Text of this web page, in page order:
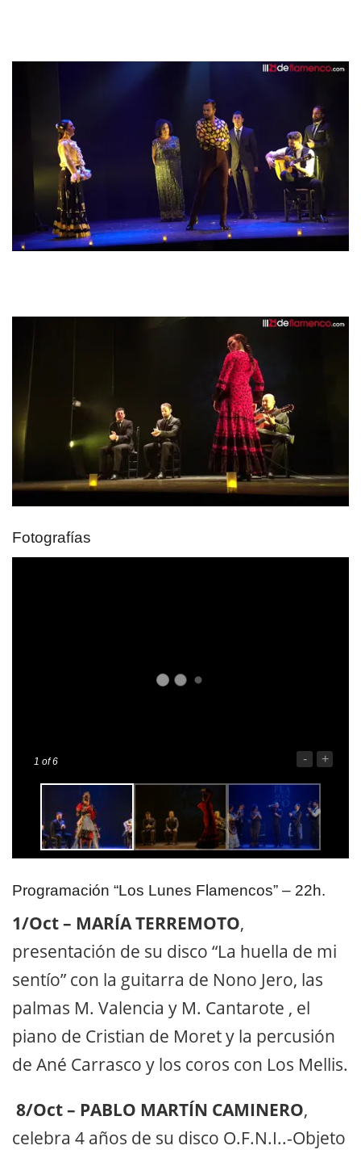
Fotografías
1 of 6 - +
Programación “Los Lunes Flamencos” – 22h.
1/Oct – MARÍA TERREMOTO,
presentación de su disco “La huella de mi
sentío” con la guitarra de ​Nono Jero, las
palmas​ M. Valencia y M. Cantarote , el
piano de ​Cristian de Moret y la percusión
de​ Ané Carrasco ​y los coros con​ Los Mellis.
8/Oct – PABLO MARTÍN CAMINERO,
celebra 4 años de su disco O.F.N.I..-Objeto